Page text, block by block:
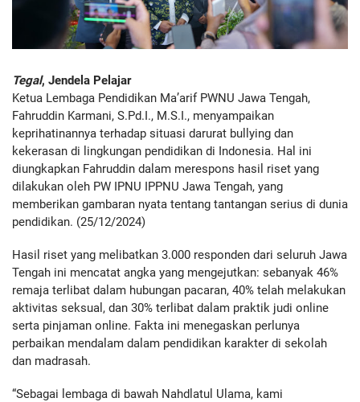
Tegal, Jendela Pelajar
Ketua Lembaga Pendidikan Ma’arif PWNU Jawa Tengah,
Fahruddin Karmani, S.Pd.I., M.S.I., menyampaikan
keprihatinannya terhadap situasi darurat bullying dan
kekerasan di lingkungan pendidikan di Indonesia. Hal ini
diungkapkan Fahruddin dalam merespons hasil riset yang
dilakukan oleh PW IPNU IPPNU Jawa Tengah, yang
memberikan gambaran nyata tentang tantangan serius di dunia
pendidikan. (25/12/2024)
Hasil riset yang melibatkan 3.000 responden dari seluruh Jawa
Tengah ini mencatat angka yang mengejutkan: sebanyak 46%
remaja terlibat dalam hubungan pacaran, 40% telah melakukan
aktivitas seksual, dan 30% terlibat dalam praktik judi online
serta pinjaman online. Fakta ini menegaskan perlunya
perbaikan mendalam dalam pendidikan karakter di sekolah
dan madrasah.
“Sebagai lembaga di bawah Nahdlatul Ulama, kami